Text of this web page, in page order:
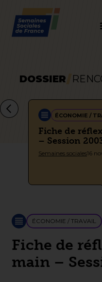
DOSSIER
ÉCONOMIE /
Fiche de
– Session
Semaines sociales16
ÉCONOMIE / TRAVAIL
Fiche de
main –